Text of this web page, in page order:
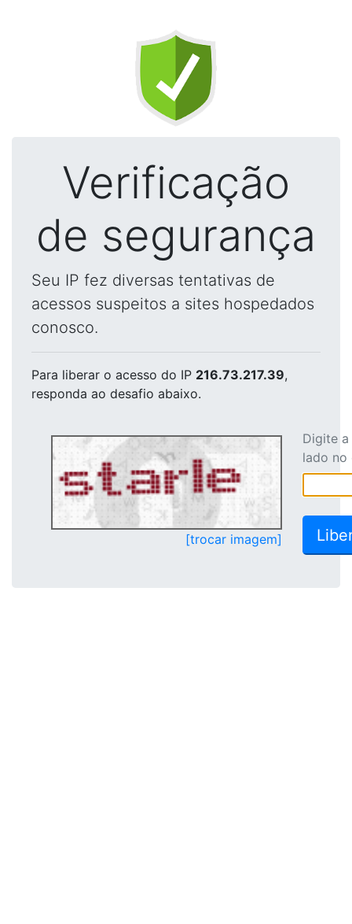
Verificação
de segurança
Seu IP fez diversas tentativas de
acessos suspeitos a sites hospedados
conosco.
Para liberar o acesso do IP 216.73.217.39,
responda ao desafio abaixo.
[trocar imagem]
Digite
lado no